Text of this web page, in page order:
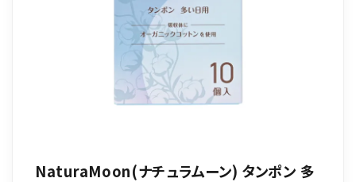
NaturaMoon(ナチュラムーン) タンポン 多